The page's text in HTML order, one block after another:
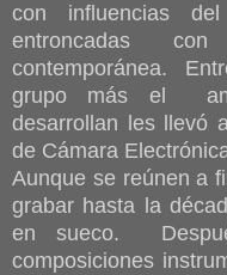
con influencias
entroncadas
contemporánea.
grupo más el
desarrollan les llevó
de Cámara
Aunque se reúnen a
grabar hasta la
en sueco.
composiciones